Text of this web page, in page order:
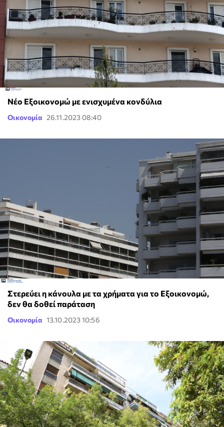
Νέο Εξοικονομώ με ενισχυμένα κονδύλια
Οικονομία 26.11.2023 08:40
Στερεύει η κάνουλα με τα χρήματα για το Eξοικονομώ,
δεν θα δοθεί παράταση
Οικονομία 13.10.2023 10:56